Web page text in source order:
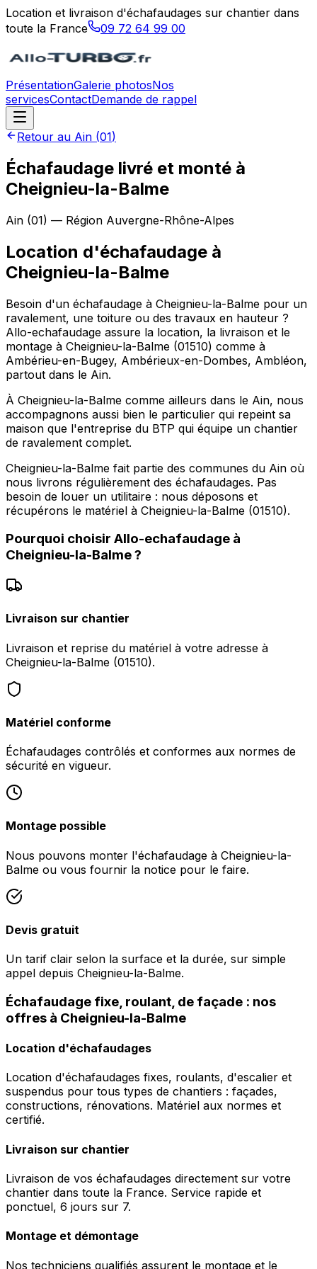
Location et livraison d'échafaudages sur chantier dans
toute la France
09 72 64 99 00
PrésentationGalerie photosNos
servicesContactDemande de rappel
Retour au Ain (01)
Échafaudage livré et monté à
Cheignieu-la-Balme
Ain (01) — Région Auvergne-Rhône-Alpes
Location d'échafaudage à
Cheignieu-la-Balme
Besoin d'un échafaudage à Cheignieu-la-Balme pour un
ravalement, une toiture ou des travaux en hauteur ?
Allo-echafaudage assure la location, la livraison et le
montage à Cheignieu-la-Balme (01510) comme à
Ambérieu-en-Bugey, Ambérieux-en-Dombes, Ambléon,
partout dans le Ain.
À Cheignieu-la-Balme comme ailleurs dans le Ain, nous
accompagnons aussi bien le particulier qui repeint sa
maison que l'entreprise du BTP qui équipe un chantier
de ravalement complet.
Cheignieu-la-Balme fait partie des communes du Ain où
nous livrons régulièrement des échafaudages. Pas
besoin de louer un utilitaire : nous déposons et
récupérons le matériel à Cheignieu-la-Balme (01510).
Pourquoi choisir Allo-echafaudage à
Cheignieu-la-Balme?
Livraison sur chantier
Livraison et reprise du matériel à votre adresse à
Cheignieu-la-Balme (01510).
Matériel conforme
Échafaudages contrôlés et conformes aux normes de
sécurité en vigueur.
Montage possible
Nous pouvons monter l'échafaudage à Cheignieu-la-
Balme ou vous fournir la notice pour le faire.
Devis gratuit
Un tarif clair selon la surface et la durée, sur simple
appel depuis Cheignieu-la-Balme.
Échafaudage fixe, roulant, de façade : nos
offres à Cheignieu-la-Balme
Location d'échafaudages
Location d'échafaudages fixes, roulants, d'escalier et
suspendus pour tous types de chantiers : façades,
constructions, rénovations. Matériel aux normes et
certifié.
Livraison sur chantier
Livraison de vos échafaudages directement sur votre
chantier dans toute la France. Service rapide et
ponctuel, 6 jours sur 7.
Montage et démontage
Nos techniciens qualifiés assurent le montage et le